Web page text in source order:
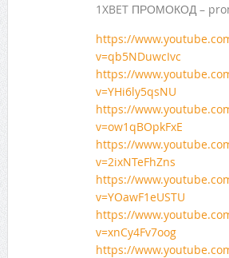
1XBET ПРОМОКОД –
https://
v=qb5NDuwcIvc
https://
v=YHi6ly5qsNU
https://
v=ow1qBOpkFxE
https://
v=2ixNTeFhZns
https://
v=YOawF1eUSTU
https://
v=xnCy4Fv7oog
https://